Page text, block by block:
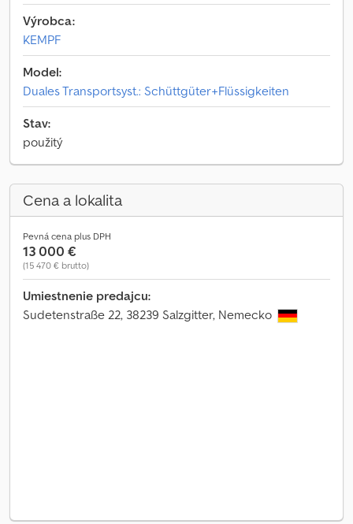
Výrobca:
KEMPF
Model:
Duales Transportsyst.: Schüttgüter+Flüssigkeiten
Stav:
použitý
Cena a lokalita
Pevná cena plus DPH
13 000 €
(15 470 € brutto)
Umiestnenie predajcu:
Sudetenstraße 22, 38239 Salzgitter, Nemecko